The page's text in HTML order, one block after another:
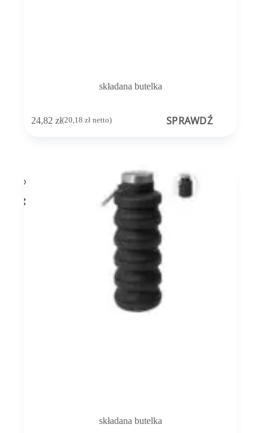
składana butelka
24,82 zł(20,18 złnetto) SPRAWDŹ
składana butelka